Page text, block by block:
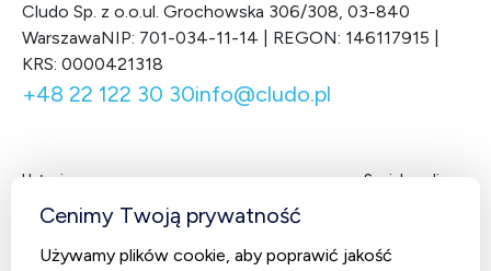
Cludo Sp. z o.o.ul. Grochowska 306/308, 03-840
WarszawaNIP: 701-034-11-14 | REGON: 146117915 |
KRS: 0000421318
+48 22 122 30 30info@cludo.pl
Usługi
Contact Center
CludoCRM
Social media
Cenimy Twoją prywatność
Używamy plików cookie, aby poprawić jakość